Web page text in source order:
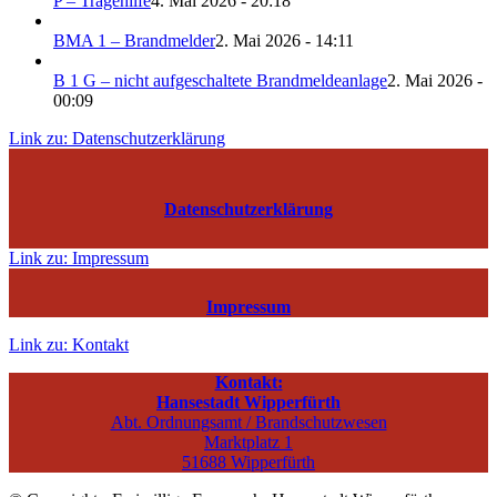
BMA 1 – Brandmelder2. Mai 2026 - 14:11
B 1 G – nicht aufgeschaltete Brandmeldeanlage2. Mai 2026 -
00:09
Link zu: Datenschutzerklärung
Datenschutzerklärung
Link zu: Impressum
Impressum
Link zu: Kontakt
Kontakt:
Hansestadt Wipperfürth
Abt. Ordnungsamt / Brandschutzwesen
Marktplatz 1
51688 Wipperfürth